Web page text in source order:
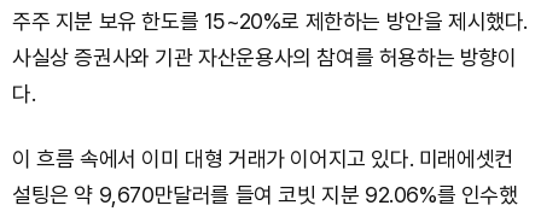
주주 지분 보유 한도를 15~20%로 제한하는 방안을 제시했다.
사실상 증권사와 기관 자산운용사의 참여를 허용하는 방향이
다.
이 흐름 속에서 이미 대형 거래가 이어지고 있다. 미래에셋컨
설팅은 약 9,670만달러를 들여 코빗 지분 92.06%를 인수했